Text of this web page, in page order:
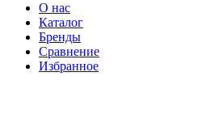
О нас
Каталог
Бренды
Сравнение
Избранное